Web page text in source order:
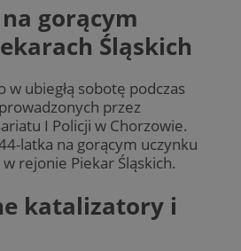
gorącym
Śląskich
w ubiegłą sobotę podczas
przez
I Policji w Chorzowie.
latka na gorącym uczynku
rejonie Piekar Śląskich.
katalizatory i